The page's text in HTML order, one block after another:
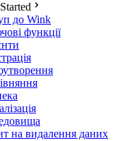
до Wink
функції
на видалення даних